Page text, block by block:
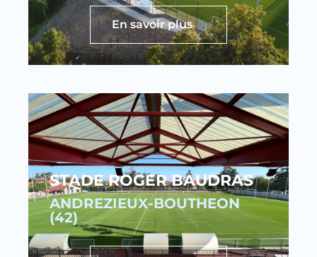
En savoir plus
STADE ROGER BAUDRAS
ANDREZIEUX-BOUTHEON
(42)